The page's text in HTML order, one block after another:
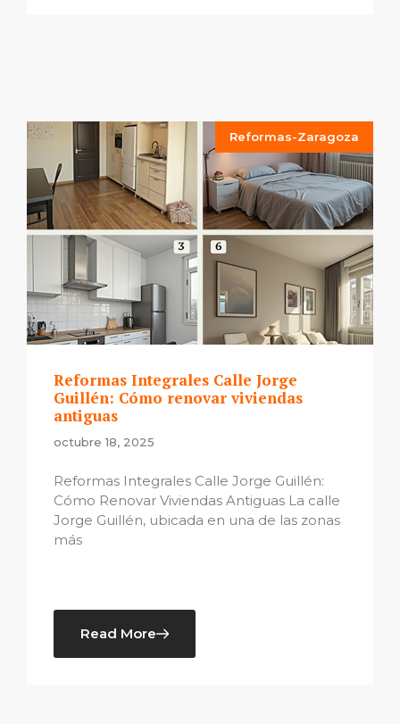
Reformas-Zaragoza
Reformas Integrales Calle Jorge
Guillén: Cómo renovar viviendas
antiguas
octubre 18, 2025
Reformas Integrales Calle Jorge Guillén:
Cómo Renovar Viviendas Antiguas La calle
Jorge Guillén, ubicada en una de las zonas
más
Read More